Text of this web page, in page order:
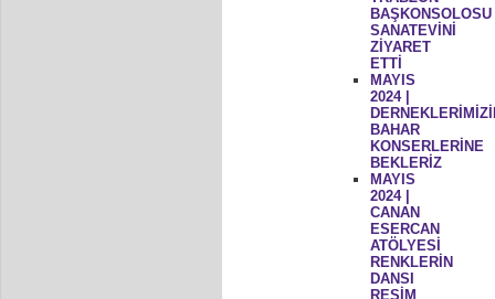
BAŞKONSOLOSU
SANATEVİNİ
ZİYARET
ETTİ
MAYIS
2024 |
BAHAR
KONSERLERİNE
BEKLERİZ
MAYIS
2024 |
CANAN
ESERCAN
ATÖLYESİ
RENKLERİN
DANSI
RESİM